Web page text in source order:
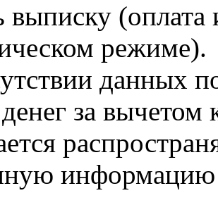
выписку
режиме).
данных
денег за
информацию